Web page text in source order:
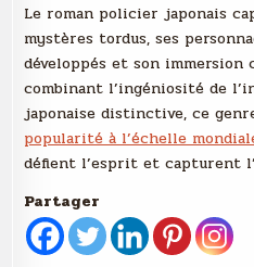
Le roman policier japonais
mystères tordus, ses
développés et son
combinant l’ingéniosité de
japonaise distinctive, ce
popularité à l’échelle
défient l’esprit et capturent
Partager